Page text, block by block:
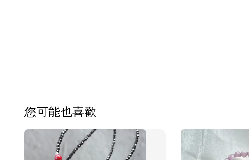
您可能也喜歡